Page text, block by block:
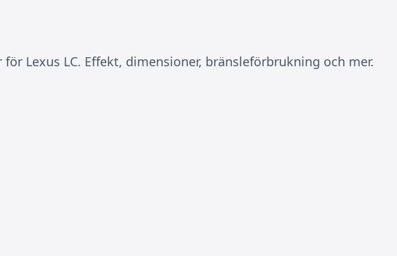
Lexus LC. Effekt, dimensioner, bränsleförbrukning och mer.